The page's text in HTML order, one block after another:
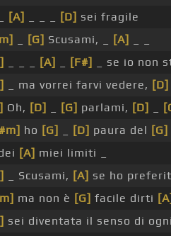
[A] [D] sei fragile
[G] Scusami, _ [A]
[A] [F#] _ se io non
_ ma vorrei farvi vedere, [D]
Oh, [D] [G] parlami, [D]
ho [G] [D] paura del [G]
[A] miei limiti _
_ Scusami, [A] se ho
ma non è [G] facile dirti [A]
sei diventata il senso di ogni